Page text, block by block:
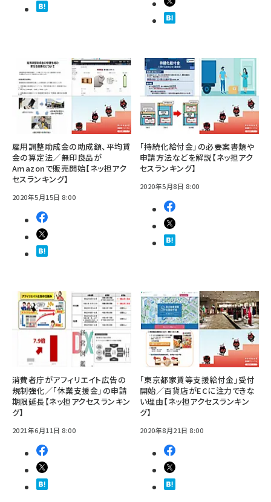
雇用調整助成金の助成額、平均賃
金の算定法／無印良品が
Amazonで販売開始【ネッ担アク
セスランキング】
2020年5月15日 8:00
「持続化給付金」の必要案書類や
申請方法などを解説【ネッ担アク
セスランキング】
2020年5月8日 8:00
消費者庁がアフィリエイト広告の
規制強化／「休業支援金」の申請
期限延長【ネッ担アクセスランキン
グ】
2021年6月11日 8:00
「東京都家賃等支援給付金」受付
開始／百貨店がECに注力できな
い理由【ネッ担アクセスランキン
グ】
2020年8月21日 8:00